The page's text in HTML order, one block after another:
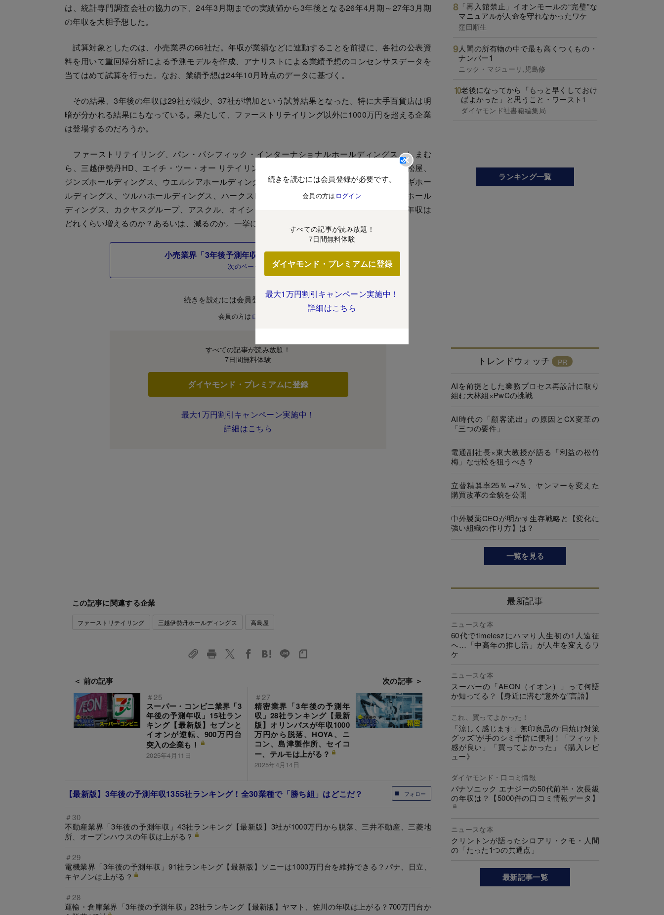
は、統計専門調査会社の協力の下、24年3月期までの実績値から3年後となる26年4月期～27年3月期
の年収を大胆予想した。
試算対象としたのは、小売業界の66社だ。年収が業績などに連動することを前提に、各社の公表資
料を用いて重回帰分析による予測モデルを作成、アナリストによる業績予想のコンセンサスデータを
当てはめて試算を行った。なお、業績予想は24年10月時点のデータに基づく。
その結果、3年後の年収は29社が減少、37社が増加という試算結果となった。特に大手百貨店は明
暗が分かれる結果にもなっている。果たして、ファーストリテイリング以外に1000万円を超える企業
は登場するのだろうか。
ファーストリテイリング、パン・パシフィック・インターナショナルホールディングス、しまむ
ら、三越伊勢丹HD、エイチ・ツー・オー リテイリング、J.フロント リテイリング、高島屋、松屋、
ジンズホールディングス、ウエルシアホールディングス、マツキヨココカラ＆カンパニー、スギホー
ルディングス、ツルハホールディングス、ハークスレイ、MonotaRO、ZOZO、パルグループホール
ディングス、カクヤスグループ、アスクル、オイシックス・ラ・大地といった企業の3年後の年収は
どれくらい増えるのか？あるいは、減るのか。一挙に見ていこう。
小売業界「3年後予測年収」66社ランキング！
次のページ
続きを読むには会員登録が必要です。
会員の方は ログイン
すべての記事が読み放題！
7日間無料体験
ダイヤモンド・プレミアムに登録
最大1万円割引キャンペーン実施中！
詳細はこちら
続きを読むには会員登録が必要です。
会員の方は ログイン
すべての記事が読み放題！
7日間無料体験
ダイヤモンド・プレミアムに登録
最大1万円割引キャンペーン実施中！
詳細はこちら
この記事に関連する企業
ファーストリテイリング 三越伊勢丹ホールディングス 高島屋
＜ 前の記事
＃25
スーパー・コンビニ業界「3
年後の予測年収」15社ラン
キング【最新版】セブンと
イオンが逆転、900万円台
突入の企業も！
2025年4月11日
次の記事 ＞
＃27
精密業界「3年後の予測年
収」28社ランキング【最新
版】オリンパスが年収1000
万円から脱落、HOYA、ニ
コン、島津製作所、セイコ
ー、テルモは上がる？
2025年4月14日
フォロー
【最新版】3年後の予測年収1355社ランキング！全30業種で「勝ち組」はどこだ？
＃30
不動産業界「3年後の予測年収」43社ランキング【最新版】3社が1000万円から脱落、三井不動産、三菱地
所、オープンハウスの年収は上がる？
＃29
電機業界「3年後の予測年収」91社ランキング【最新版】ソニーは1000万円台を維持できる？パナ、日立、
キヤノンは上がる？
＃28
運輸・倉庫業界「3年後の予測年収」23社ランキング【最新版】ヤマト、佐川の年収は上がる？700万円台か
「再入館禁止」イオンモールの“完璧”な
マニュアルが人命を守れなかったワケ
窪田順生
人間の所有物の中で最も高くつくもの・
ナンバー1
ニック・マジューリ,児島修
老後になってから「もっと早くしておけ
ばよかった」と思うこと・ワースト1
ダイヤモンド社書籍編集局
ランキング一覧
トレンドウォッチ
AIを前提とした業務プロセス再設計に取り
組む大林組×PwCの挑戦
AI時代の「顧客流出」の原因とCX変革の
「三つの要件」
電通副社長×東大教授が語る「利益の松竹
梅」なぜ松を狙うべき？
立替精算率25％→7％、ヤンマーを変えた
購買改革の全貌を公開
中外製薬CEOが明かす生存戦略と【変化に
強い組織の作り方】は？
一覧を見る
最新記事
ニュースな本
60代でtimeleszにハマり人生初の1人遠征
へ…「中高年の推し活」が人生を変えるワ
ケ
ニュースな本
スーパーの「AEON（イオン）」って何語
か知ってる？【身近に潜む“意外な”言語】
これ、買ってよかった！
「涼しく感じます」無印良品の“日焼け対策
グッズ”が手のシミ予防に便利！「フィット
感が良い」「買ってよかった」《購入レビ
ュー》
ダイヤモンド・口コミ情報
パナソニック エナジーの50代前半・次長級
の年収は？【5000件の口コミ情報データ】
ニュースな本
クリントンが語ったシロアリ・クモ・人間
の「たった1つの共通点」
最新記事一覧